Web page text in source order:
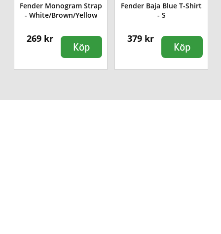
Fender Monogram Strap
- White/Brown/Yellow
269 kr
Köp
Fender Baja Blue T-Shirt
- S
379 kr
Köp